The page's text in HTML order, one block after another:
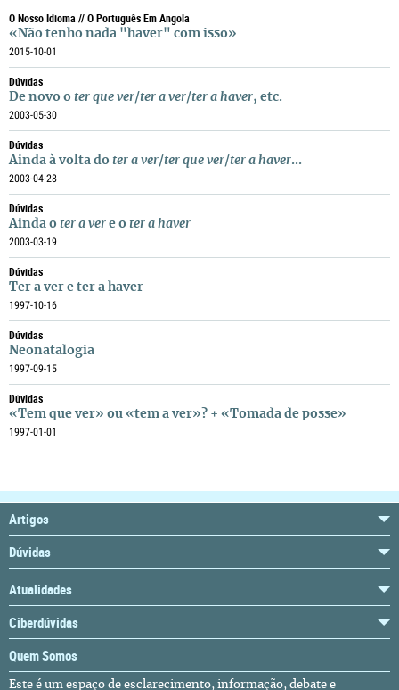
O Nosso Idioma // O Português Em Angola
«Não tenho nada "haver" com isso»
2015-10-01
Dúvidas
De novo o ter que ver/ter a ver/ter a haver, etc.
2003-05-30
Dúvidas
Ainda à volta do ter a ver/ter que ver/ter a haver...
2003-04-28
Dúvidas
Ainda o ter a ver e o ter a haver
2003-03-19
Dúvidas
Ter a ver e ter a haver
1997-10-16
Dúvidas
Neonatalogia
1997-09-15
Dúvidas
«Tem que ver» ou «tem a ver»? + «Tomada de posse»
1997-01-01
Artigos
Dúvidas
Atualidades
Ciberdúvidas
Quem Somos
Este é um espaço de esclarecimento, informação, debate e